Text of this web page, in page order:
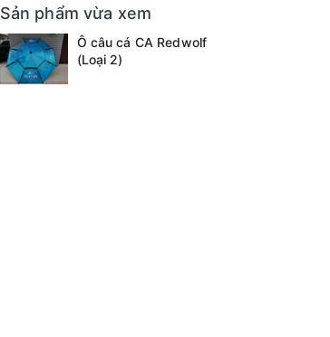
Sản phẩm vừa xem
Ô câu cá CA Redwolf
(Loại 2)